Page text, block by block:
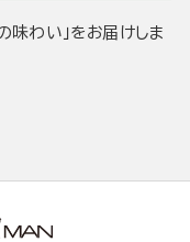
味わい」をお届けしま